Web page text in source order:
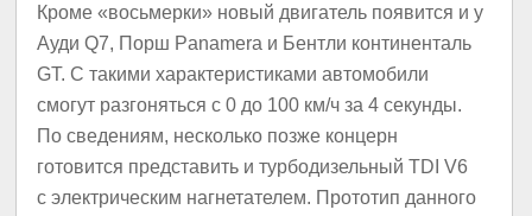
Кроме «восьмерки» новый двигатель появится и у
Ауди Q7, Порш Panamera и Бентли континенталь
GT. С такими характеристиками автомобили
смогут разгоняться с 0 до 100 км/ч за 4 секунды.
По сведениям, несколько позже концерн
готовится представить и турбодизельный TDI V6
с электрическим нагнетателем. Прототип данного